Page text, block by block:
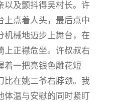
以及颤抖得吴村长。许
上点着人头，最后点中
机械地迈步上舞台，在
上正襟危坐。许叔叔右
着一把亮银色雕花短
比在姚二爷右脖颈。我
温与安慰的同时紧盯